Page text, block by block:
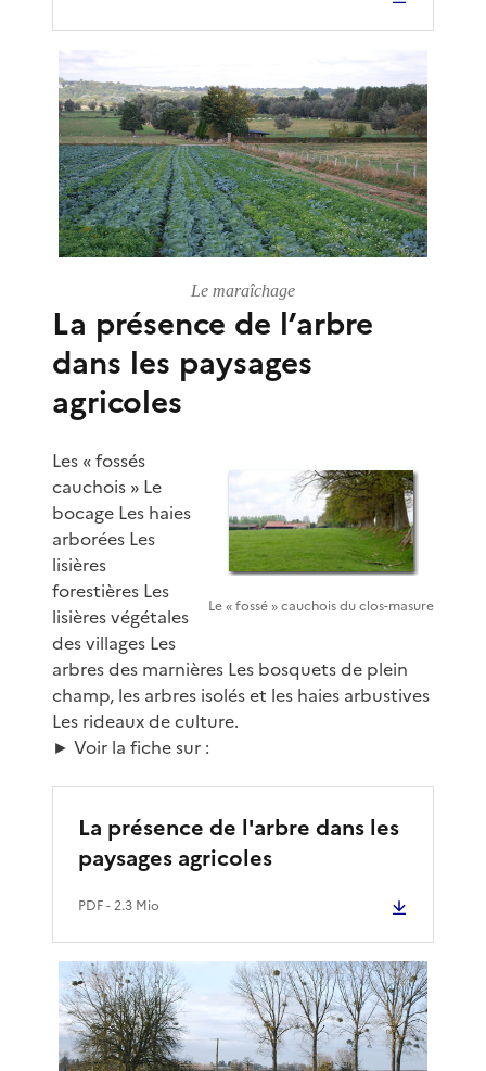
Le maraîchage
La présence de l’arbre
dans les paysages
agricoles
Le « fossé » cauchois du clos-masure
Les « fossés
cauchois » Le
bocage Les haies
arborées Les
lisières
forestières Les
lisières végétales
des villages Les
arbres des marnières Les bosquets de plein
champ, les arbres isolés et les haies arbustives
Les rideaux de culture.
► Voir la fiche sur :
La présence de l'arbre dans les
paysages agricoles
PDF- 2.3 Mio